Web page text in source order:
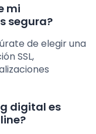
mi
segura?
de elegir una
SSL,
digital es